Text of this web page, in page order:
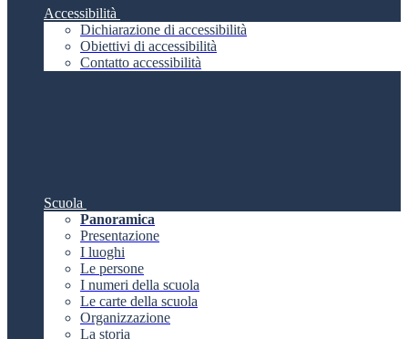
Accessibilità
Dichiarazione di accessibilità
Obiettivi di accessibilità
Contatto accessibilità
Scuola
Panoramica
Presentazione
I luoghi
Le persone
I numeri della scuola
Le carte della scuola
Organizzazione
La storia